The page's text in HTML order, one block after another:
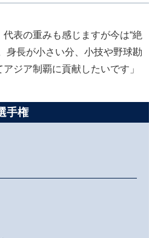
表の重みも感じますが今は“絶
身長が小さい分、小技や野球勘
ジア制覇に貢献したいです」
手権